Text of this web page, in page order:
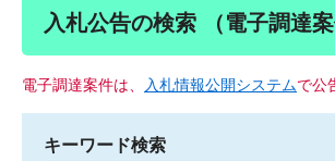
入札公告の検索 （電子調達案
電子調達案件は、 入札情報公開システムで公
キーワード検索